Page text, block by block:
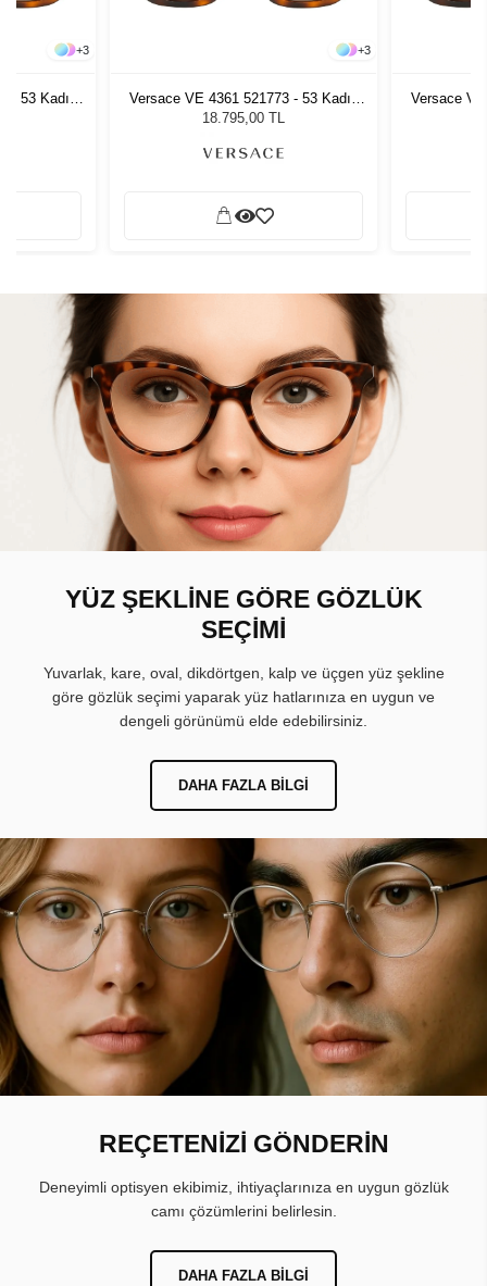
+3
53 Kadın
+3
Versace VE 4361 521773 - 53 Kadın
Güneş Gözlüğü
18.795,00 TL
Versace
YÜZ ŞEKLİNE GÖRE GÖZLÜK
SEÇİMİ
Yuvarlak, kare, oval, dikdörtgen, kalp ve üçgen yüz şekline
göre gözlük seçimi yaparak yüz hatlarınıza en uygun ve
dengeli görünümü elde edebilirsiniz.
DAHA FAZLA BILGI
REÇETENİZİ GÖNDERİN
Deneyimli optisyen ekibimiz, ihtiyaçlarınıza en uygun gözlük
camı çözümlerini belirlesin.
DAHA FAZLA BILGI